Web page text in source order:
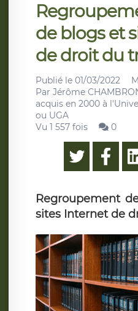
de blogs et
de droit du
Publié le 01/03/2022
Par Jérôme
acquis en 2000 à
ou UGA
Vu 1 557 fois
0
Regroupement
sites Internet de